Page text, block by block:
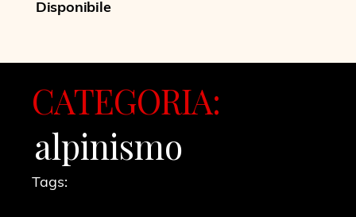
Disponibile
CATEGORIA:
alpinismo
Tags: